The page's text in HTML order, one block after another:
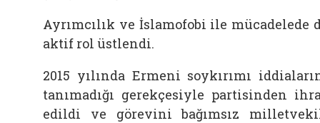
Ayrımcılık ve İslamofobi ile mücadelede
aktif rol üstlendi.
2015 yılında Ermeni soykırımı
tanımadığı gerekçesiyle partisinden
edildi ve görevini bağımsız